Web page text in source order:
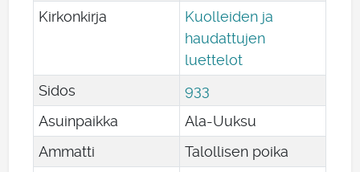
Kirkonkirja
Kuolleiden ja
haudattujen
luettelot
Sidos
933
Asuinpaikka
Ala-Uuksu
Ammatti
Talollisen poika